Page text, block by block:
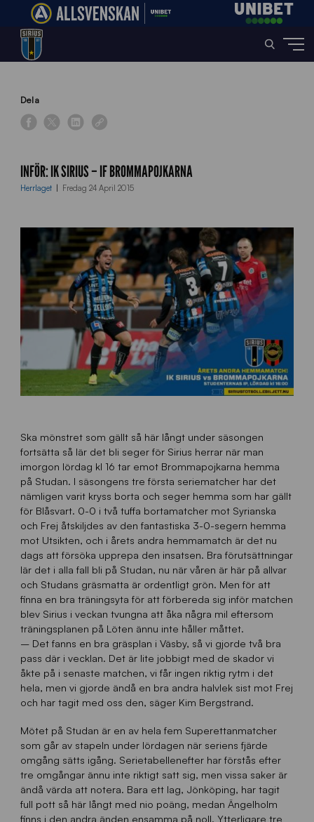
Home»
Dela
INFÖR: IK SIRIUS – IF BROMMAPOJKARNA
Herrlaget Fredag 24 April 2015
Ska mönstret som gällt så här långt under säsongen
fortsätta så lär det bli seger för Sirius herrar när man
imorgon lördag kl 16 tar emot Brommapojkarna hemma
på Studan. I säsongens tre första seriematcher har det
nämligen varit kryss borta och seger hemma som har gällt
för Blåsvart. 0-0 i två tuffa bortamatcher mot Syrianska
och Frej åtskiljdes av den fantastiska 3-0-segern hemma
mot Utsikten, och i årets andra hemmamatch är det nu
dags att försöka upprepa den insatsen. Bra förutsättningar
lär det i alla fall bli på Studan, nu när våren är här på allvar
och Studans gräsmatta är ordentligt grön. Men för att
finna en bra träningsyta för att förbereda sig inför matchen
blev Sirius i veckan tvungna att åka några mil eftersom
träningsplanen på Löten ännu inte håller måttet.
– Det fanns en bra gräsplan i Väsby, så vi gjorde två bra
pass där i vecklan. Det är lite jobbigt med de skador vi
åkte på i senaste matchen, vi får ingen riktig rytm i det
hela, men vi gjorde ändå en bra andra halvlek sist mot Frej
och har tagit med oss den, säger Kim Bergstrand.
Mötet på Studan är en av hela fem Superettanmatcher
som går av stapeln under lördagen när seriens fjärde
omgång sätts igång. Serietabellenefter har förstås efter
tre omgångar ännu inte riktigt satt sig, men vissa saker är
ändå värda att notera. Bara ett lag, Jönköping, har tagit
full pott så här långt med nio poäng, medan Ängelholm
finns i den andra änden ensamma på noll. Ytterligare tre